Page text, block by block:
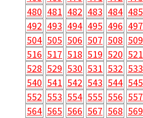
480 481 482 483 484 485
492 493 494 495 496 497
504 505 506 507 508 509
516 517 518 519 520 521
528 529 530 531 532 533
540 541 542 543 544 545
552 553 554 555 556 557
564 565 566 567 568 569